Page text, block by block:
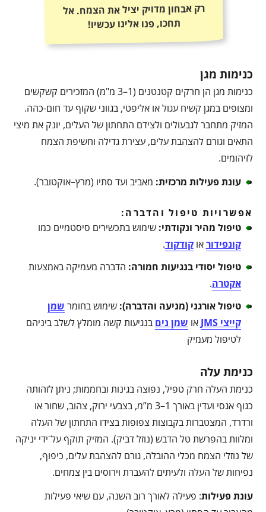
רק אבחון מדויק יציל את הצמח. אל
תחכו, פנו אלינו עכשיו!
כנימות מגן
כנימות מגן הן חרקים קטנטנים (1–3 מ"מ) המזכירים קשקשים
ומצופים במגן קשיח עגול או אליפטי, בגווני שקוף עד חום-כהה.
המזיק מתחבר לגבעולים ולצידם התחתון של העלים, יונק את מיצי
התאים וגורם להצהבת עלים, עצירת גדילה וחשיפת הצמח
לזיהומים.
עונת פעילות מרכזית: מאביב ועד סתיו (מרץ–אוקטובר).
אפשרויות טיפול והדברה:
טיפול מהיר ונקודתי: שימוש בתכשירים סיסטמיים כמו
קונפידוראוקודקוד.
טיפול יסודי בנגיעות חמורה: הדברה מעמיקה באמצעות
אקטרה.
טיפול אורגני (מניעה והדברה): שימוש בחומר שמן
קייצי JMS
או שמן נים בנגיעות קשה מומלץ לשלב ביניהם
לטיפול מעמיק
כנימת עלה
כנימת העלה חרק טפיל, נפוצה בגינות ובחממות; ניתן לזהותה
כגוף אגסי ועדין באורך 1–3 מ”מ, בצבעי ירוק, צהוב, שחור או
ורדרד, המצטברות בקבוצות צפופות בצידו התחתון של העלה
ומלוות בהפרשת טל הדבש (נוזל דביק). המזיק תוקף על־ידי יניקה
של נוזלי הצמח מכלי ההובלה, גורם להצהבת עלים, כיפוף,
נפיחות של העלה ולעיתים להעברת וירוסים בין צמחים.
עונת פעילות: פעילה לאורך רוב השנה, עם שיאי פעילות